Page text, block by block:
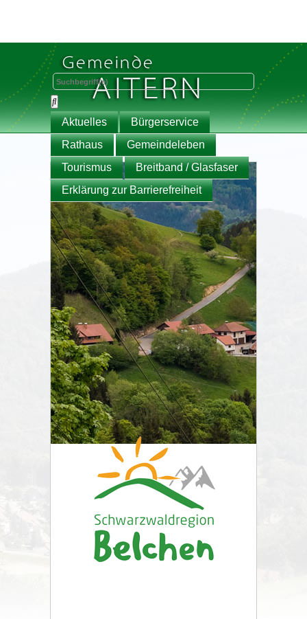
Aktuelles
Bürgerservice
Rathaus
Gemeindeleben
Tourismus
Breitband / Glasfaser
Erklärung zur Barrierefreiheit